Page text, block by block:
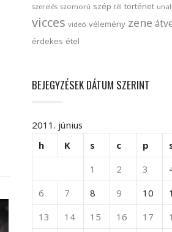
szerelés szomorú szép tél történet
vicces videó vélemény zene
érdekes étel
BEJEGYZÉSEK DÁTUM SZERINT
2011. június
h
K s c p
1
2 3
6
7 8 9 10
13
14 15 16 17